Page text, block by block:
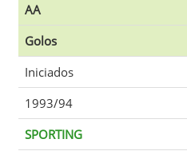
AA
Golos
Iniciados
1993/94
SPORTING